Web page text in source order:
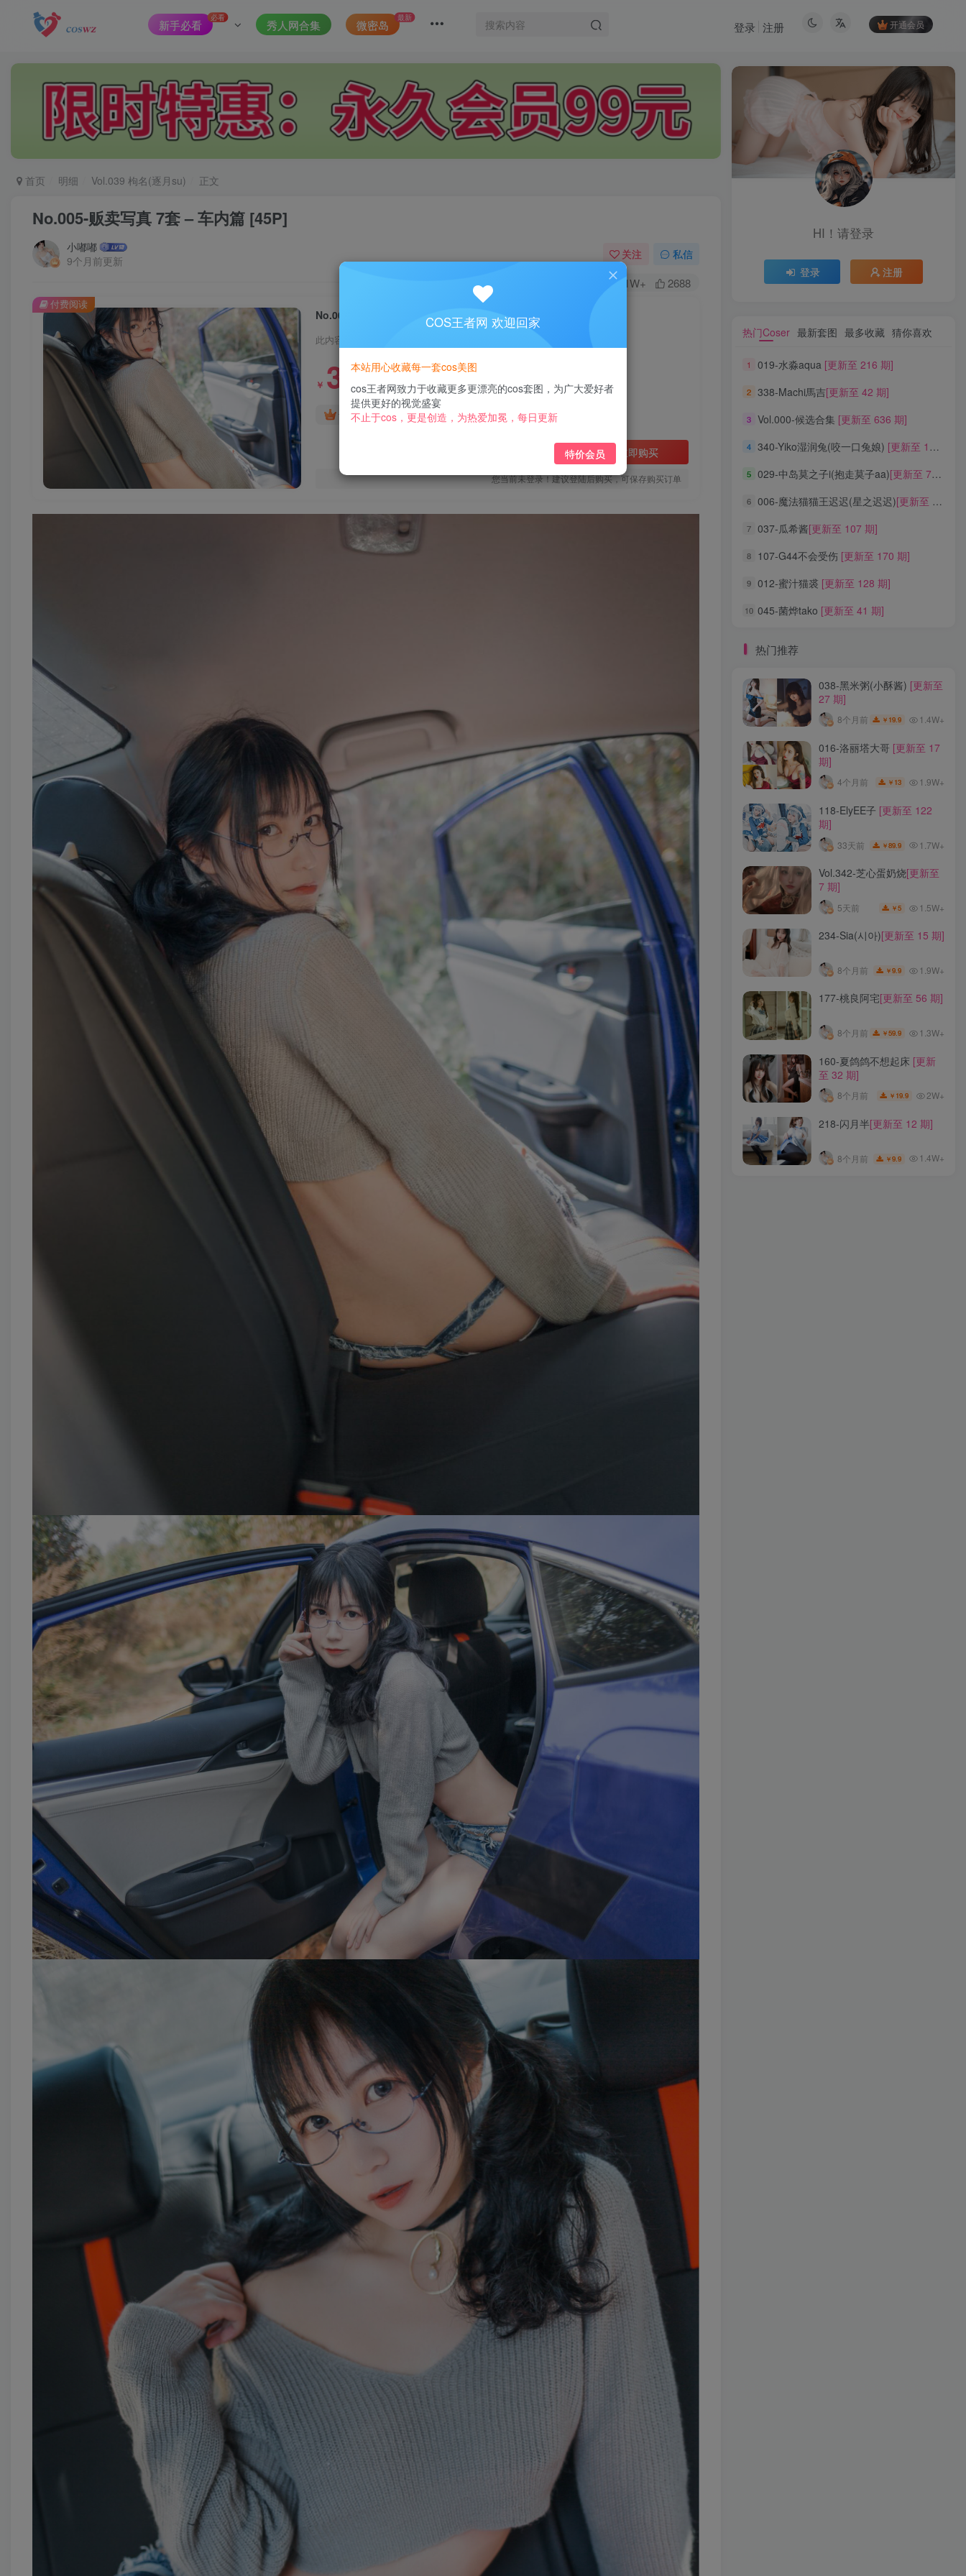
新手必看 必看 秀人网合集 微密岛 最新
开通会员
登录 注册
首页 明细 Vol.039 枸名(逐月su) 正文
No.005-贩卖写真 7套 – 车内篇 [45P]
小嘟嘟
9个月前更新
关注 私信
1.1W+ 2688
No.005-贩卖写真 7套 – 车内篇 [45P]
此内容为付费阅读，请付费后查看
￥ 3
黄金会员免费 钻石会员免费
立即购买
您当前未登录！建议登陆后购买，可保存购买订单
付费阅读
HI！请登录
登录 注册
热门Coser 最新套图 最多收藏 猜你喜欢
1 019-水淼aqua [更新至 216 期]
2 338-Machi馬吉[更新至 42 期]
3 Vol.000-候选合集 [更新至 636 期]
4 340-Yiko湿润兔(咬一口兔娘) [更新至 136 期]
5 029-中岛莫之子i(抱走莫子aa)[更新至 76 期]
6 006-魔法猫猫王迟迟(星之迟迟)[更新至 320 期]
7 037-瓜希酱[更新至 107 期]
8 107-G44不会受伤 [更新至 170 期]
9 012-蜜汁猫裘 [更新至 128 期]
10 045-菌烨tako [更新至 41 期]
热门推荐
038-黑米粥(小酥酱) [更新至
27 期]
8个月前 ￥ 19.9 1.4W+
016-洛丽塔大哥 [更新至 17
期]
4个月前 ￥ 13 1.9W+
118-ElyEE子 [更新至 122
期]
33天前 ￥89.9 1.7W+
Vol.342-芝心蛋奶烧[更新至
7 期]
5天前 ￥5 1.5W+
234-Sia(시아)[更新至 15 期]
8个月前 ￥9.9 1.9W+
177-桃良阿宅[更新至 56 期]
8个月前 ￥59.9 1.3W+
160-夏鸽鸽不想起床 [更新
至 32 期]
8个月前 ￥ 19.9 2W+
218-闪月半[更新至 12 期]
8个月前 ￥9.9 1.4W+
HI！请登录
登录 注册
热门Coser 最新套图 最多收藏 猜你喜欢
1 019-水淼aqua [更新至 216 期]
2 338-Machi馬吉[更新至 42 期]
3 Vol.000-候选合集 [更新至 636 期]
4 340-Yiko湿润兔(咬一口兔娘) [更新至 136 期]
5 029-中岛莫之子i(抱走莫子aa)[更新至 76 期]
6 006-魔法猫猫王迟迟(星之迟迟)[更新至 320 期]
7 037-瓜希酱[更新至 107 期]
8 107-G44不会受伤 [更新至 170 期]
9 012-蜜汁猫裘 [更新至 128 期]
10 045-菌烨tako [更新至 41 期]
标签云
龙年活动 龙宫地狱 龙娘图鉴
龙娘
龙姬
龙华妃咲JK
龙华妃咲cos
龙华妃咲
黛尔 黑龙贯通
黑黑麦
黑馆晴奈
黑靡烟旗袍 黑钻兔子
黑金
黑贞德泳装
黑贞兔子
黑见芹香
黑裤妹
热门推荐
27 期]
期]
期]
7 期]
COS王者网 欢迎回家
本站用心收藏每一套cos美图
cos王者网致力于收藏更多更漂亮的cos套图，为广大爱好者
提供更好的视觉盛宴
不止于cos，更是创造，为热爱加冕，每日更新
特价会员